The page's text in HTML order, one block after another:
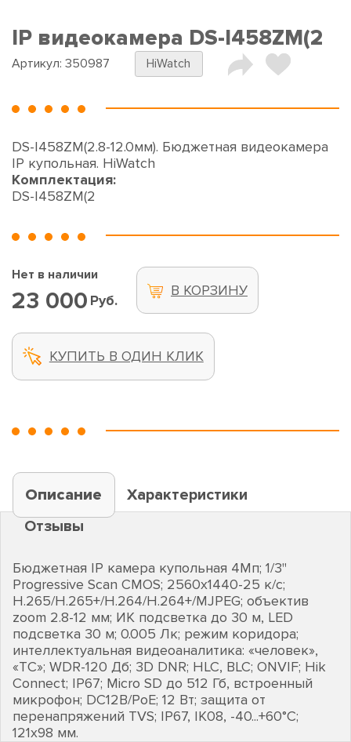
IP видеокамера DS-I458ZM(2
Артикул: 350987 HiWatch
DS-I458ZM(2.8-12.0мм). Бюджетная видеокамера
IP купольная. HiWatch
Комплектация:
DS-I458ZM(2
Нет в наличии
23 000 Руб.
В КОРЗИНУ
КУПИТЬ В ОДИН КЛИК
Описание
Характеристики
Отзывы
Бюджетная IP камера купольная 4Мп; 1/3"
Progressive Scan CMOS; 2560х1440-25 к/с;
H.265/H.265+/H.264/H.264+/MJPEG; объектив
zoom 2.8-12 мм; ИК подсветка до 30 м, LED
подсветка 30 м; 0.005 Лк; режим коридора;
интеллектуальная видеоаналитика: «человек»,
«ТС»; WDR-120 Дб; 3D DNR; HLC, BLC; ONVIF; Hik
Connect; IP67; Micro SD до 512 Гб, встроенный
микрофон; DC12В/PoE; 12 Вт; защита от
перенапряжений TVS; IP67, IK08, -40...+60°C;
121х98 мм.